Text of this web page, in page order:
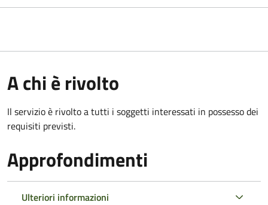
A chi è rivolto
Il servizio è rivolto a tutti i soggetti interessati in possesso dei
requisiti previsti.
Approfondimenti
Ulteriori informazioni